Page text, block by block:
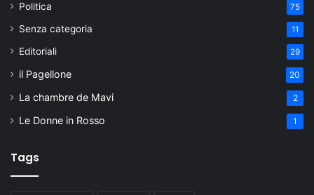
Politica 75
Senza categoria 11
Editoriali 29
il Pagellone 20
La chambre de Mavi 2
Le Donne in Rosso 1
Tags